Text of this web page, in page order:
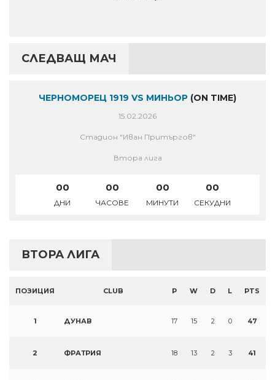
СЛЕДВАЩ МАЧ
ЧЕРНОМОРЕЦ 1919 VS МИНЬОР (ON TIME)
15.02.2026
Стадион "Иван Притъргов"
Втора лига
00
ДНИ
00
ЧАСОВЕ
00
МИНУТИ
00
СЕКУДНИ
ВТОРА ЛИГА
ПОЗИЦИЯ CLUB P W D L PTS
1 ДУНАВ 17 15 2 0 47
2 ФРАТРИЯ 18 13 2 3 41